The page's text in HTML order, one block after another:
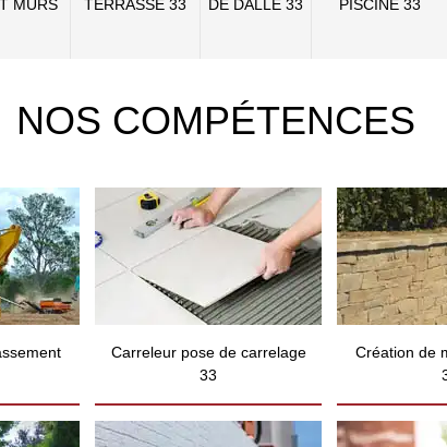
MURS
TERRASSE 33
DE DALLE 33
PISCINE 33
NOS COMPÉTENCES
Carreleur pose de carrelage
33
Création de